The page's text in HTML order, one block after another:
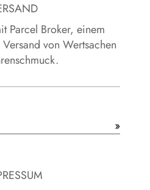
Parcel Broker, einem
von Wertsachen
Suchen »